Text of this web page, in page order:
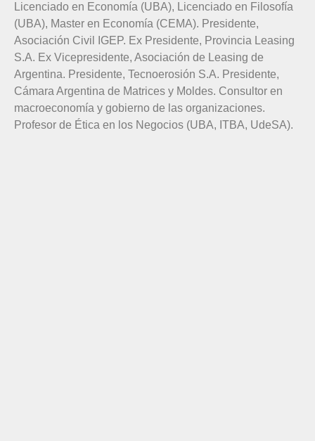
Licenciado en Economía (UBA), Licenciado en Filosofía
(UBA), Master en Economía (CEMA). Presidente,
Asociación Civil IGEP. Ex Presidente, Provincia Leasing
S.A. Ex Vicepresidente, Asociación de Leasing de
Argentina. Presidente, Tecnoerosión S.A. Presidente,
Cámara Argentina de Matrices y Moldes. Consultor en
macroeconomía y gobierno de las organizaciones.
Profesor de Ética en los Negocios (UBA, ITBA, UdeSA).